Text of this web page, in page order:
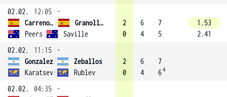
02.02.
12:05
-
Carreno-Busta /
Granollers-Pujol
Peers/ Saville
2
0
6
4
7
5
1.53
2.41
02.02.
11:15
-
Gonzalez/
Zeballos
Karatsev/ Rublev
2
0
6
4
7
64
02.02. 04:35
-